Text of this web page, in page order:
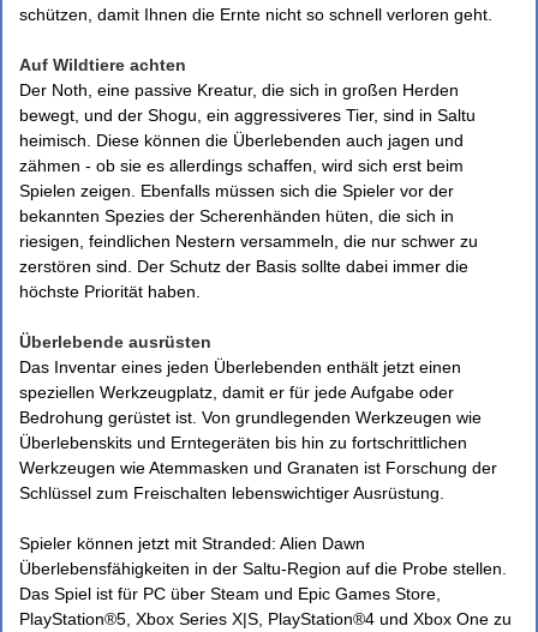
schützen, damit Ihnen die Ernte nicht so schnell verloren geht.
Auf Wildtiere achten
Der Noth, eine passive Kreatur, die sich in großen Herden
bewegt, und der Shogu, ein aggressiveres Tier, sind in Saltu
heimisch. Diese können die Überlebenden auch jagen und
zähmen - ob sie es allerdings schaffen, wird sich erst beim
Spielen zeigen. Ebenfalls müssen sich die Spieler vor der
bekannten Spezies der Scherenhänden hüten, die sich in
riesigen, feindlichen Nestern versammeln, die nur schwer zu
zerstören sind. Der Schutz der Basis sollte dabei immer die
höchste Priorität haben.
Überlebende ausrüsten
Das Inventar eines jeden Überlebenden enthält jetzt einen
speziellen Werkzeugplatz, damit er für jede Aufgabe oder
Bedrohung gerüstet ist. Von grundlegenden Werkzeugen wie
Überlebenskits und Erntegeräten bis hin zu fortschrittlichen
Werkzeugen wie Atemmasken und Granaten ist Forschung der
Schlüssel zum Freischalten lebenswichtiger Ausrüstung.
Spieler können jetzt mit Stranded: Alien Dawn
Überlebensfähigkeiten in der Saltu-Region auf die Probe stellen.
Das Spiel ist für PC über Steam und Epic Games Store,
PlayStation®5, Xbox Series X|S, PlayStation®4 und Xbox One zu